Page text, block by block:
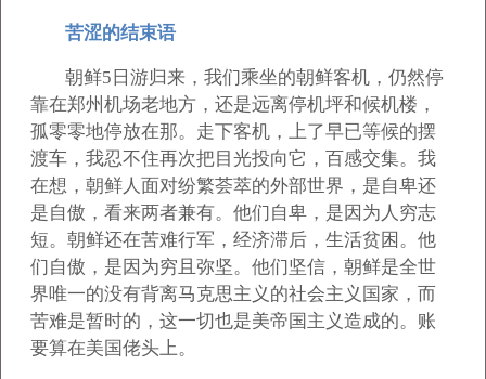
苦涩的结束语
朝鲜5日游归来，我们乘坐的朝鲜客机，仍然停
靠在郑州机场老地方，还是远离停机坪和候机楼，
孤零零地停放在那。走下客机，上了早已等候的摆
渡车，我忍不住再次把目光投向它，百感交集。我
在想，朝鲜人面对纷繁荟萃的外部世界，是自卑还
是自傲，看来两者兼有。他们自卑，是因为人穷志
短。朝鲜还在苦难行军，经济滞后，生活贫困。他
们自傲，是因为穷且弥坚。他们坚信，朝鲜是全世
界唯一的没有背离马克思主义的社会主义国家，而
苦难是暂时的，这一切也是美帝国主义造成的。账
要算在美国佬头上。